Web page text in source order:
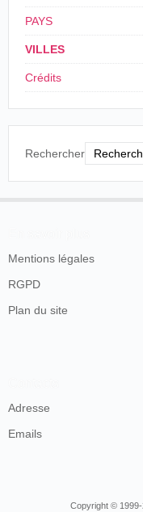
PAYS
VILLES
Crédits
Rechercher
Mentions légales
RGPD
Plan du site
Adresse
Emails
Copyright ©